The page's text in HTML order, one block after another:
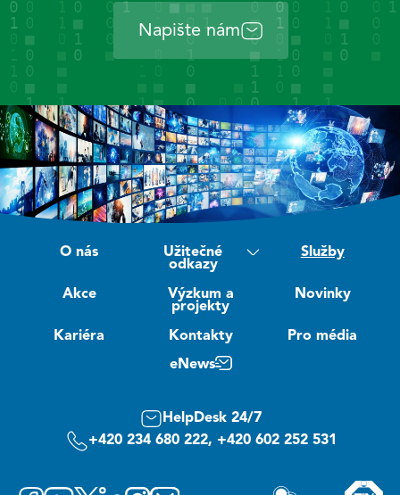
Napište nám
O nás
Užitečné
odkazy
Služby
Akce
Výzkum a
projekty
Novinky
Kariéra Kontakty Pro média
eNews
HelpDesk 24/7
+420 234 680 222, +420 602 252 531